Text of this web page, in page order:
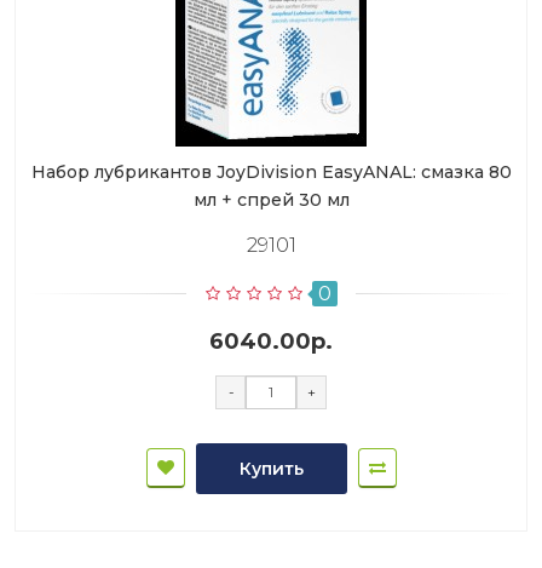
Набор лубрикантов JoyDivision EasyANAL: смазка 80
мл + спрей 30 мл
29101
0
6040.00р.
- +
Купить